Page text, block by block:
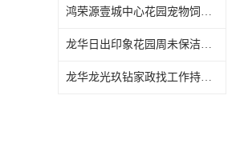
鸿荣源壹城中心花园宠物饲养上门服务哪家好
龙华日出印象花园周未保洁持证上岗
龙华龙光玖钻家政找工作持证上岗